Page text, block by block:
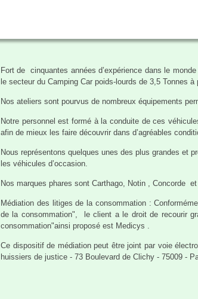
Fort de cinquantes années d’expérience dans le
le secteur du Camping Car poids-lourds de 3,5 Tonnes à
Nos ateliers sont pourvus de nombreux équipements
Notre personnel est formé à la conduite de ces
afin de mieux les faire découvrir dans d’agréables
Nous représentons quelques unes des plus grandes et
les véhicules d’occasion.
Nos marques phares sont Carthago, Notin , Concorde
Médiation des litiges de la consommation :
de la consommation", le client a le droit de recourir
consommation"ainsi proposé est Medicys .
Ce dispositif de médiation peut être joint par voie
huissiers de justice - 73 Boulevard de Clichy - 75009 -